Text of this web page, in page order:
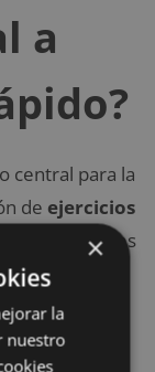
a
central para la
de ejercicios
tus sesiones
libre o
ello considera
×
la
nuestro